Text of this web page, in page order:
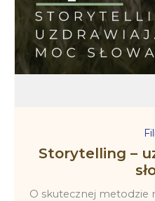
Storytelling –
O skutecznej metodzie